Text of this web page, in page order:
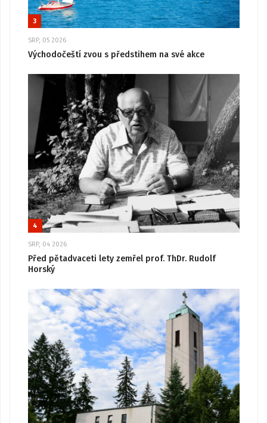
3
SRP, 05 2026
Východočeští zvou s předstihem na své akce
4
SRP, 04 2026
Před pětadvaceti lety zemřel prof. ThDr. Rudolf
Horský